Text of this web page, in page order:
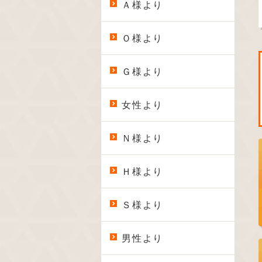
Ａ様より
Ｏ様より
Ｇ様より
女性より
Ｎ様より
Ｈ様より
Ｓ様より
男性より